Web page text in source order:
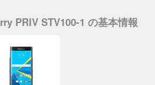
PRIV STV100-1 の基本情報